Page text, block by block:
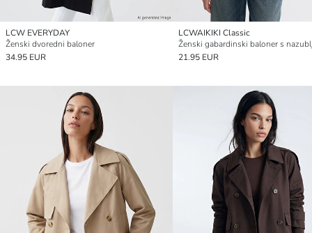
LCW EVERYDAY
Ženski dvoredni baloner
34.95 EUR
LCWAIKIKI Classic
21.95 EUR